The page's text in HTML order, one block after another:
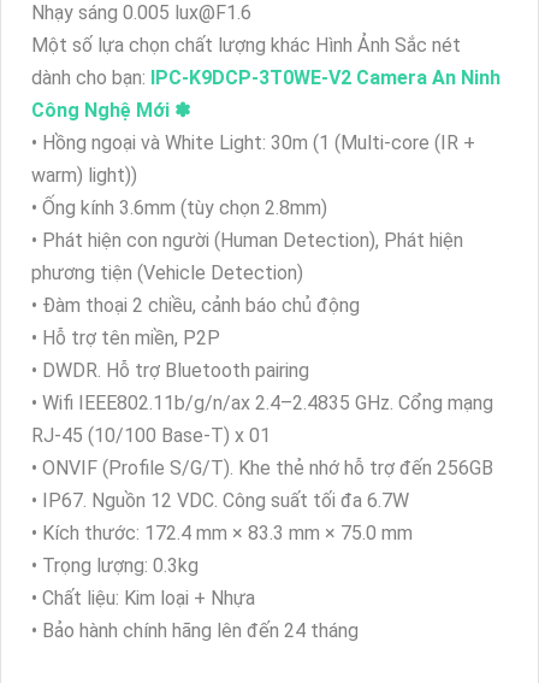
Nhạy sáng 0.005 lux@F1.6
Một số lựa chọn chất lượng khác Hình Ảnh Sắc nét
dành cho bạn:
IPC-K9DCP-3T0WE-V2 Camera An Ninh
Công Nghệ Mới ✽
• Hồng ngoại và White Light: 30m (1 (Multi-core (IR +
warm) light))
• Ống kính 3.6mm (tùy chọn 2.8mm)
• Phát hiện con người (Human Detection), Phát hiện
phương tiện (Vehicle Detection)
• Đàm thoại 2 chiều, cảnh báo chủ động
• Hỗ trợ tên miền, P2P
• DWDR. Hỗ trợ Bluetooth pairing
• Wifi IEEE802.11b/g/n/ax 2.4–2.4835 GHz. Cổng mạng
RJ-45 (10/100 Base-T) x 01
• ONVIF (Profile S/G/T). Khe thẻ nhớ hỗ trợ đến 256GB
• IP67. Nguồn 12 VDC. Công suất tối đa 6.7W
• Kích thước: 172.4 mm × 83.3 mm × 75.0 mm
• Trọng lượng: 0.3kg
• Chất liệu: Kim loại + Nhựa
• Bảo hành chính hãng lên đến 24 tháng